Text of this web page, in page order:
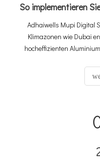
Adhaiwells Mupi Digital
Klimazonen wie Dubai
hocheffizienten
unser System auch bei
funktionsfähig. Es